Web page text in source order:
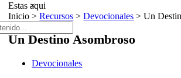
×
Estas aqui
Inicio>Recursos >Devocionales >Un
Un Destino Asombroso
Devocionales